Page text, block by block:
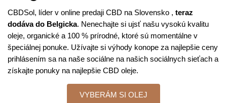
CBDSol, líder v online predaji CBD na Slovensko , teraz
dodáva do Belgicka. Nenechajte si ujsť našu vysokú kvalitu
oleje, organické a 100 % prírodné, ktoré sú momentálne v
špeciálnej ponuke. Užívajte si výhody konope za najlepšie ceny
prihlásením sa na naše sociálne na našich sociálnych sieťach a
získajte ponuky na najlepšie CBD oleje.
VYBERÁM SI OLEJ